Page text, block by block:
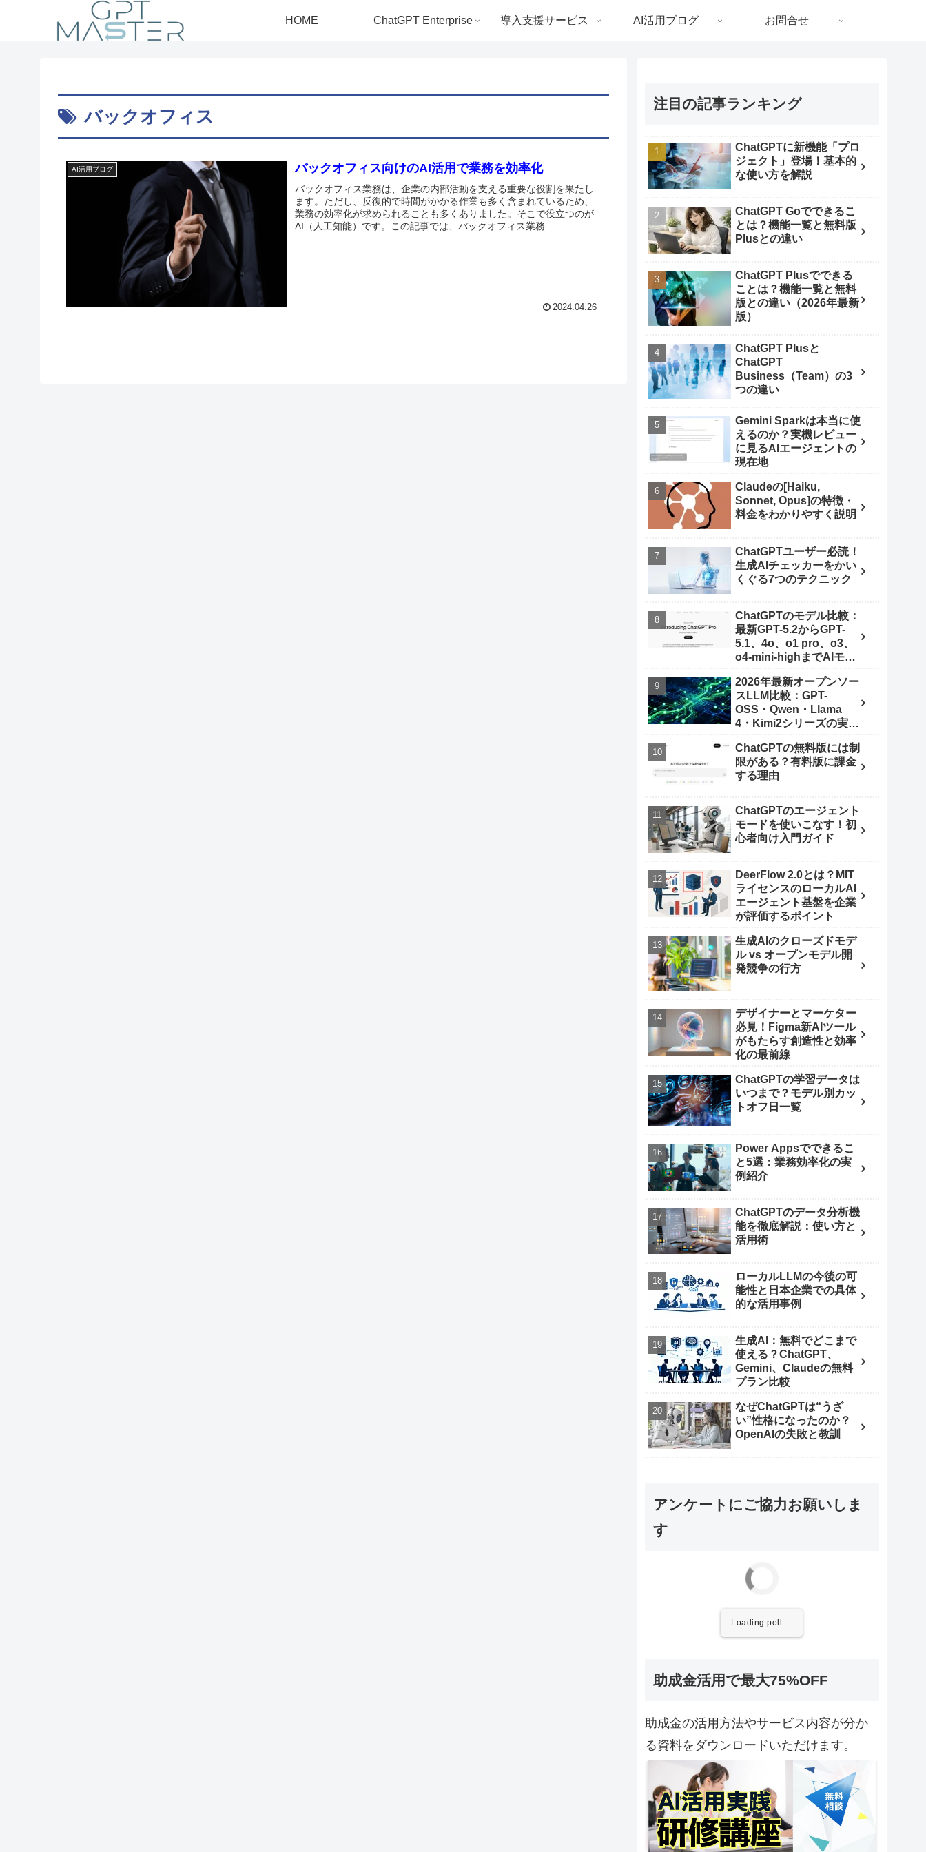
HOME ChatGPT Enterprise 導入支援サービス AI活用ブログ お問合せ
バックオフィス
AI活用ブログ バックオフィス向けのAI活用で業務を効率化
バックオフィス業務は、企業の内部活動を支える重要な役割を果たし
ます。ただし、反復的で時間がかかる作業も多く含まれているため、
業務の効率化が求められることも多くありました。そこで役立つのが
AI（人工知能）です。この記事では、バックオフィス業務...
2024.04.26
注目の記事ランキング
ChatGPTに新機能「プロ
ジェクト」登場！基本的
な使い方を解説
ChatGPT Goでできるこ
とは？機能一覧と無料版
Plusとの違い
ChatGPT Plusでできる
ことは？機能一覧と無料
版との違い（2026年最新
版）
ChatGPT Plusと
ChatGPT
Business（Team）の3
つの違い
Gemini Sparkは本当に使
えるのか？実機レビュー
に見るAIエージェントの
現在地
Claudeの[Haiku,
Sonnet, Opus]の特徴・
料金をわかりやすく説明
ChatGPTユーザー必読！
生成AIチェッカーをかい
くぐる7つのテクニック
ChatGPTのモデル比較：
最新GPT-5.2からGPT-
5.1、4o、o1 pro、o3、
o4-mini-highまでAIモデ
2026年最新オープンソー
スLLM比較：GPT-
OSS・Qwen・Llama
4・Kimi2シリーズの実力
ChatGPTの無料版には制
限がある？有料版に課金
する理由
ChatGPTのエージェント
モードを使いこなす！初
心者向け入門ガイド
DeerFlow 2.0とは？MIT
ライセンスのローカルAI
エージェント基盤を企業
が評価するポイント
生成AIのクローズドモデ
ル vs オープンモデル開
発競争の行方
デザイナーとマーケター
必見！Figma新AIツール
がもたらす創造性と効率
化の最前線
ChatGPTの学習データは
いつまで？モデル別カッ
トオフ日一覧
Power Appsでできるこ
と5選：業務効率化の実
例紹介
ChatGPTのデータ分析機
能を徹底解説：使い方と
活用術
ローカルLLMの今後の可
能性と日本企業での具体
的な活用事例
生成AI：無料でどこまで
使える？ChatGPT、
Gemini、Claudeの無料
プラン比較
なぜChatGPTは“うざ
い”性格になったのか？
OpenAIの失敗と教訓
アンケートにご協力お願いしま
す
Loading poll ...
助成金活用で最大75%OFF
助成金の活用方法やサービス内容が分か
る資料をダウンロードいただけます。